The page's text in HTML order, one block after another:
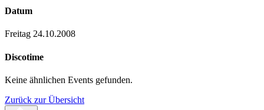
Datum
Freitag 24.10.2008
Discotime
Keine ähnlichen Events gefunden.
Zurück zur Übersicht